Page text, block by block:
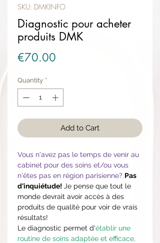
SKU: DMKINFO
Diagnostic pour acheter
produits DMK
€70.00
Quantity *
Add to Cart
Vous n'avez pas le temps de venir au
cabinet pour des soins et/ou vous
n'êtes pas en région parisienne? Pas
d'inquiétude! Je pense que tout le
monde devrait avoir accès à des
produits de qualité pour voir de vrais
résultats!
Le diagnostic permet d'établir une
routine de soins adaptée et efficace,